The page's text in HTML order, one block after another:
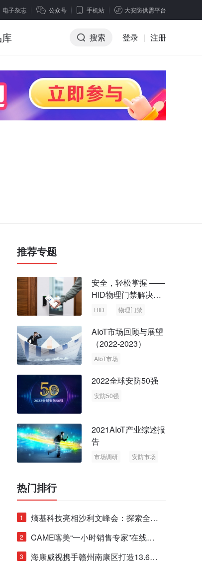
电子杂志 公众号 手机站 大安防供需平台
搜索 登录 | 注册
推荐专题
安全，轻松掌握 ——
HID物理门禁解决方
案，启动智慧安全新
HID 物理门禁
AIoT市场回顾与展望
（2022-2023）
AIoT市场
2022全球安防50强
安防50强
2021AIoT产业综述报
告
市场调研
安防市场
热门排行
1
熵基科技亮相沙利文峰会：探索全栈
脑机技术商业化生态新路径
2
CAME喀美“一小时销售专家”在线赋
能培训正式启动！
3
海康威视携手赣州南康区打造13.6公